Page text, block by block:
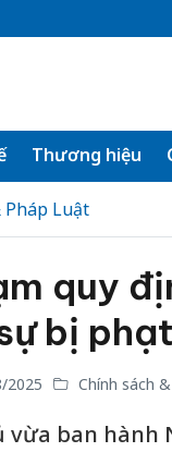
Thương hiệu
Pháp Luật
quy
bị
2025 Chính sách
ban hành